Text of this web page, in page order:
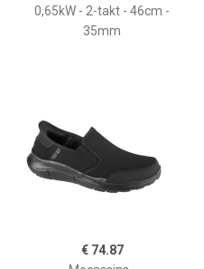
0,65kW - 2-takt - 46cm -
35mm
€ 74.87